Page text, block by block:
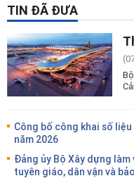
TIN ĐÃ ĐƯA
Công bố công khai số
năm 2026
Đảng ủy Bộ Xây dựng
tuyên giáo, dân vận và